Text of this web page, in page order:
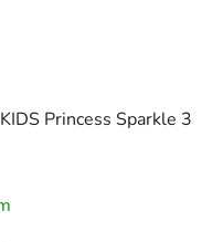
Princess Sparkle 3